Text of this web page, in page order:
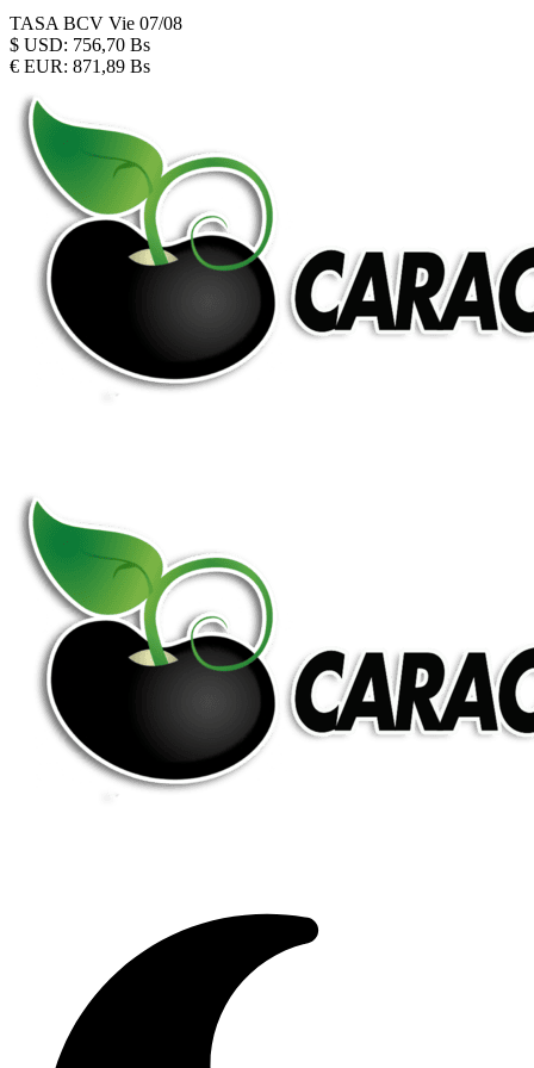
TASA BCV Vie 07/08
$ USD: 756,70 Bs
€ EUR: 871,89 Bs